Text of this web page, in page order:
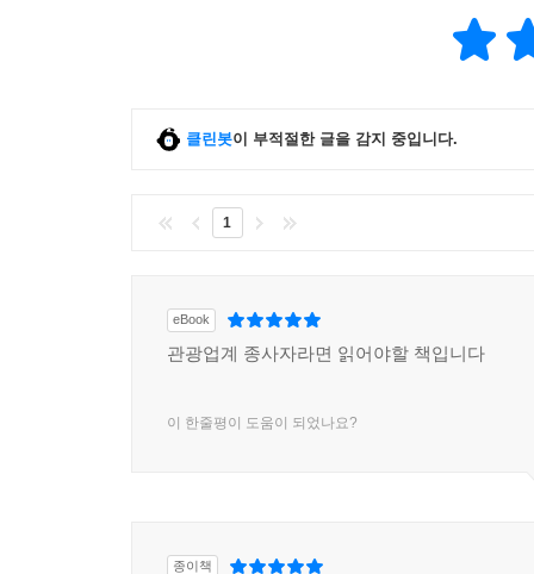
클린봇이 부적절한 글을 감지 중입니다.
1
eBook
관광업계 종사자라면 읽어야할 책입니다
이 한줄평이 도움이 되었나요?
종이책